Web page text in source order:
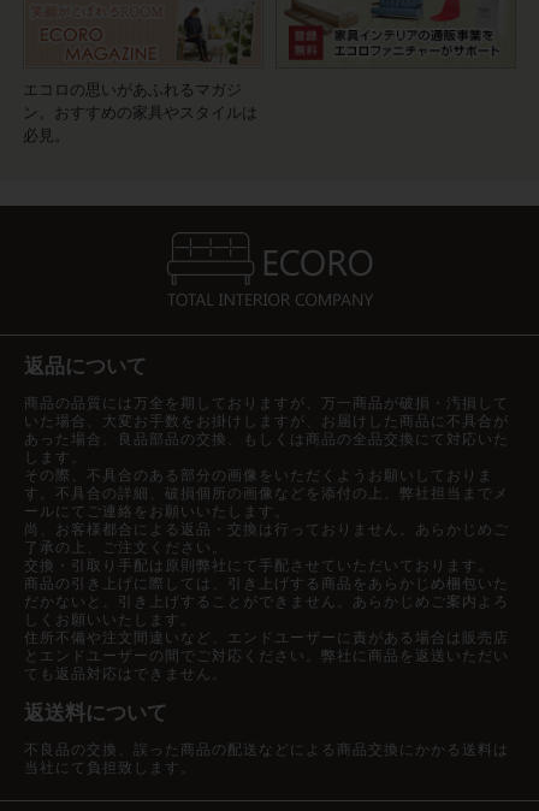
エコロの思いがあふれるマガジ
ン。おすすめの家具やスタイルは
必見。
返品について
商品の品質には万全を期しておりますが、万一商品が破損・汚損して
いた場合、大変お手数をお掛けしますが、お届けした商品に不具合が
あった場合、良品部品の交換、もしくは商品の全品交換にて対応いた
します。
その際、不具合のある部分の画像をいただくようお願いしておりま
す。不具合の詳細、破損個所の画像などを添付の上、弊社担当までメ
ールにてご連絡をお願いいたします。
尚、お客様都合による返品・交換は行っておりません。あらかじめご
了承の上、ご注文ください。
交換・引取り手配は原則弊社にて手配させていただいております。
商品の引き上げに際しては、引き上げする商品をあらかじめ梱包いた
だかないと、引き上げすることができません。あらかじめご案内よろ
しくお願いいたします。
住所不備や注文間違いなど、エンドユーザーに責がある場合は販売店
とエンドユーザーの間でご対応ください。弊社に商品を返送いただい
ても返品対応はできません。
返送料について
不良品の交換、誤った商品の配送などによる商品交換にかかる送料は
当社にて負担致します。